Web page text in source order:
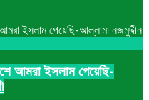
আমরা ইসলাম পেয়েছি-